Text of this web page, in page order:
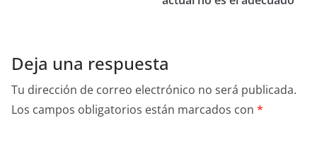
Deja una respuesta
Tu dirección de correo electrónico no será publicada.
Los campos obligatorios están marcados con *